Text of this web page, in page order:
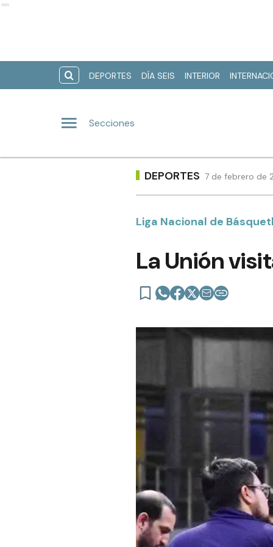
Ads
DEPORTES DÍA SEIS INTERIOR
Secciones
DEPORTES 7 de febrero de
Liga Nacional de
La Unión